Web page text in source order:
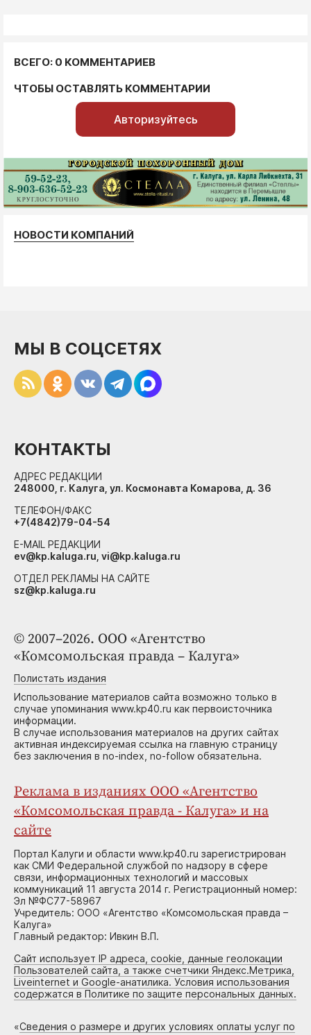
ВСЕГО: 0 КОММЕНТАРИЕВ
ЧТОБЫ ОСТАВЛЯТЬ КОММЕНТАРИИ
Авторизуйтесь
НОВОСТИ КОМПАНИЙ
© 2007–2026. ООО «Агентство
«Комсомольская правда – Калуга»
Полистать издания
Использование материалов сайта возможно только в
случае упоминания www.kp40.ru как первоисточника
информации.
В случае использования материалов на других сайтах
активная индексируемая ссылка на главную страницу
без заключения в no-index, no-follow обязательна.
Реклама в изданиях ООО «Агентство
«Комсомольская правда - Калуга» и на
сайте
Портал Калуги и области www.kp40.ru зарегистрирован
как СМИ Федеральной службой по надзору в сфере
связи, информационных технологий и массовых
коммуникаций 11 августа 2014 г. Регистрационный номер:
Эл №ФС77-58967
Учредитель: ООО «Агентство «Комсомольская правда –
Калуга»
Главный редактор: Ивкин В.П.
Сайт использует IP адреса, cookie, данные геолокации
Пользователей сайта, а также счетчики Яндекс.Метрика,
Liveinternet и Google-анатилика. Условия использования
содержатся в Политике по защите персональных данных.
«Сведения о размере и других условиях оплаты услуг по
МЫ В СОЦСЕТЯХ
КОНТАКТЫ
АДРЕС РЕДАКЦИИ
248000, г. Калуга, ул. Космонавта Комарова, д. 36
ТЕЛЕФОН/ФАКС
+7(4842)79-04-54
E-MAIL РЕДАКЦИИ
ev@kp.kaluga.ru, vi@kp.kaluga.ru
ОТДЕЛ РЕКЛАМЫ НА САЙТЕ
sz@kp.kaluga.ru